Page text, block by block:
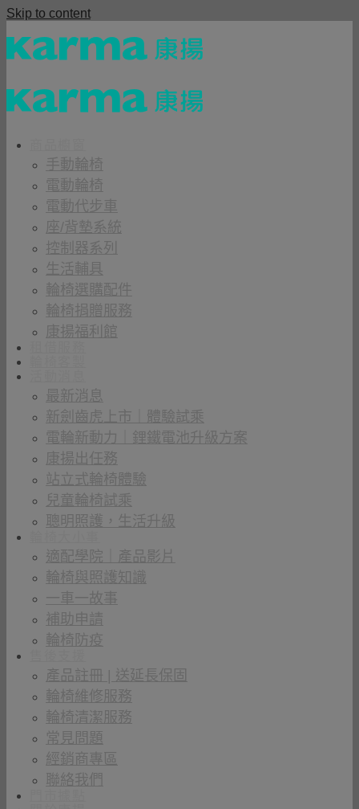
Skip to content
手動輪椅
電動輪椅
電動代步車
座/背墊系統
控制器系列
生活輔具
輪椅選購配件
輪椅捐贈服務
康揚福利館
最新消息
新劍齒虎上市｜體驗試乘
電輪新動力｜鋰鐵電池升級方案
康揚出任務
站立式輪椅體驗
兒童輪椅試乘
聰明照護，生活升級
適配學院｜產品影片
輪椅與照護知識
一車一故事
補助申請
輪椅防疫
產品註冊 | 送延長保固
輪椅維修服務
輪椅清潔服務
常見問題
經銷商專區
聯絡我們